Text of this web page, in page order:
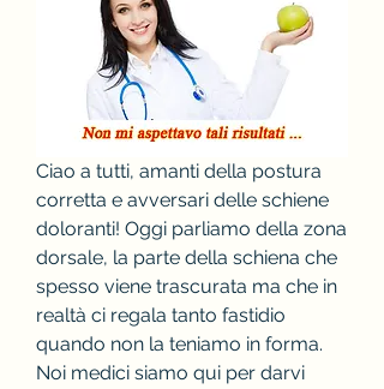
Ciao a tutti, amanti della postura
corretta e avversari delle schiene
doloranti! Oggi parliamo della zona
dorsale, la parte della schiena che
spesso viene trascurata ma che in
realtà ci regala tanto fastidio
quando non la teniamo in forma.
Noi medici siamo qui per darvi